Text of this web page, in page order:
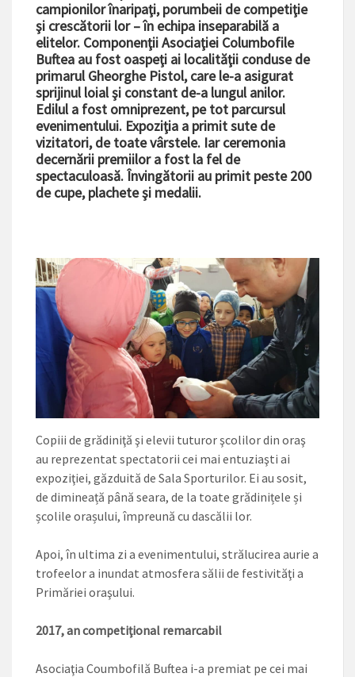
campionilor înaripaţi, porumbeii de competiţie
şi crescătorii lor – în echipa inseparabilă a
elitelor. Componenţii Asociaţiei Columbofile
Buftea au fost oaspeţi ai localităţii conduse de
primarul Gheorghe Pistol, care le-a asigurat
sprijinul loial şi constant de-a lungul anilor.
Edilul a fost omniprezent, pe tot parcursul
evenimentului. Expoziţia a primit sute de
vizitatori, de toate vârstele. Iar ceremonia
decernării premiilor a fost la fel de
spectaculoasă. Învingătorii au primit peste 200
de cupe, plachete şi medalii.
Copiii de grădiniţă şi elevii tuturor şcolilor din oraş
au reprezentat spectatorii cei mai entuziaşti ai
expoziţiei, găzduită de Sala Sporturilor. Ei au sosit,
de dimineață până seara, de la toate grădinițele și
școlile ora­șului, împreună cu dascălii lor.
Apoi, în ultima zi a evenimentului, strălucirea aurie a
trofeelor a inundat atmosfera sălii de festivităţi a
Primăriei oraşului.
2017, an competiţional remarcabil
Asociaţia Coumbofilă Buftea i-a premiat pe cei mai